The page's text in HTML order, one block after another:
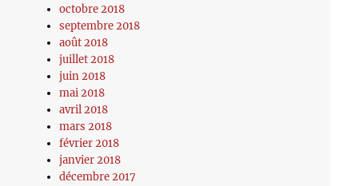
octobre 2018
septembre 2018
août 2018
juillet 2018
juin 2018
mai 2018
avril 2018
mars 2018
février 2018
janvier 2018
décembre 2017